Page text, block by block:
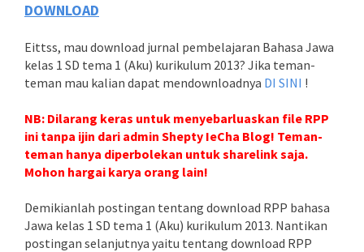
DOWNLOAD
Eittss, mau download jurnal pembelajaran Bahasa Jawa
kelas 1 SD tema 1 (Aku) kurikulum 2013? Jika teman-
teman mau kalian dapat mendownloadnya DI SINI !
NB: Dilarang keras untuk menyebarluaskan file RPP
ini tanpa ijin dari admin Shepty IeCha Blog! Teman-
teman hanya diperbolekan untuk sharelink saja.
Mohon hargai karya orang lain!
Demikianlah postingan tentang download RPP bahasa
Jawa kelas 1 SD tema 1 (Aku) kurikulum 2013. Nantikan
postingan selanjutnya yaitu tentang download RPP